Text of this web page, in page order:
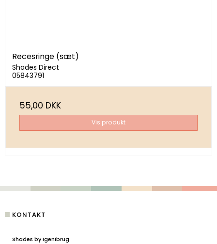
Recesringe (sæt)
Shades Direct
05843791
55,00 DKK
Vis produkt
KONTAKT
Shades by IgenIbrug